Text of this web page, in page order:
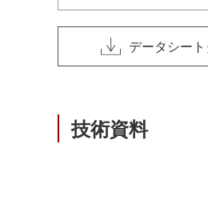
データシー
技術資料